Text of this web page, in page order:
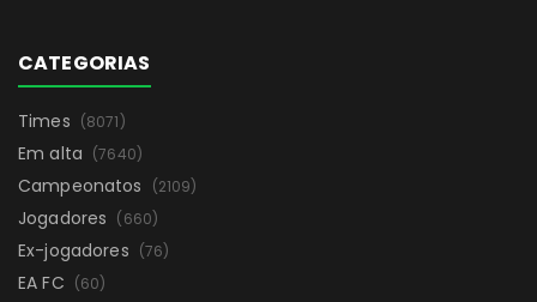
CATEGORIAS
Times (8071)
Em alta (7640)
Campeonatos (2109)
Jogadores (660)
Ex-jogadores (76)
EA FC (60)